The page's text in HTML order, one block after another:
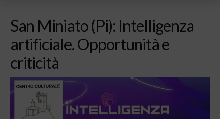
San Miniato (Pi): Intelligenza
artificiale. Opportunità e
criticità